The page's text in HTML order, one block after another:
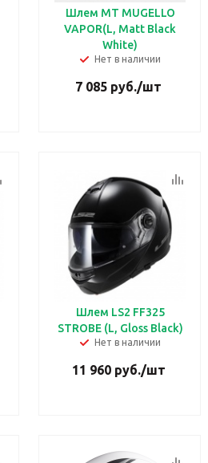
Шлем MT MUGELLO
VAPOR(L, Matt Black
White)
Нет в наличии
7 085 руб./шт
Шлем LS2 FF325
STROBE (L, Gloss Black)
Нет в наличии
11 960руб./шт